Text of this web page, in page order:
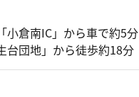
小倉南IC」から車で約5分
台団地」から徒歩約18分